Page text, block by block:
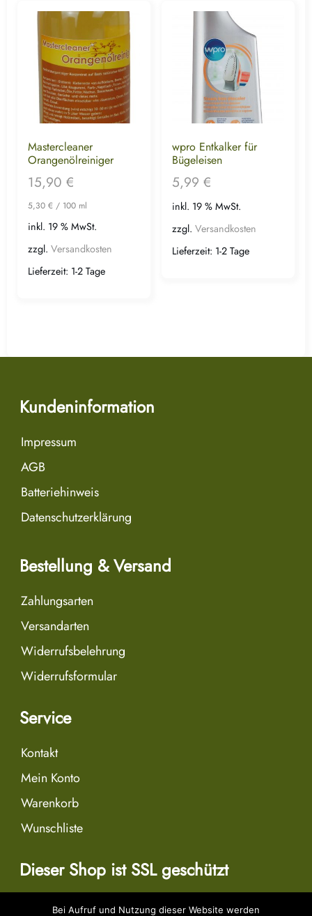
Mastercleaner
Orangenölreiniger
15,90 €
5,30 € / 100 ml
inkl. 19 % MwSt.
zzgl. Versandkosten
Lieferzeit: 1-2 Tage
wpro Entkalker für
Bügeleisen
5,99 €
inkl. 19 % MwSt.
zzgl. Versandkosten
Lieferzeit: 1-2 Tage
Kundeninformation
Impressum
AGB
Batteriehinweis
Datenschutzerklärung
Bestellung & Versand
Zahlungsarten
Versandarten
Widerrufsbelehrung
Widerrufsformular
Service
Kontakt
Mein Konto
Warenkorb
Wunschliste
Dieser Shop ist SSL geschützt
Bei Aufruf und Nutzung dieser Website werden